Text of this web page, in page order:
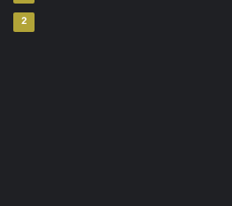
2